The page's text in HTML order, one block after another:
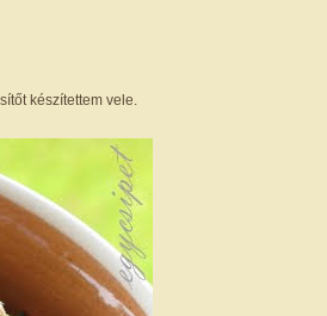
készítettem vele.